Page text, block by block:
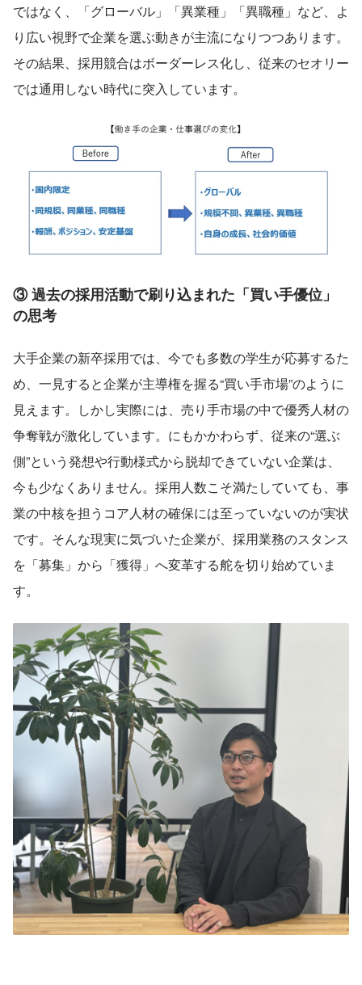
ではなく、「グローバル」「異業種」「異職種」など、よ
り広い視野で企業を選ぶ動きが主流になりつつあります。
その結果、採用競合はボーダーレス化し、従来のセオリー
では通用しない時代に突入しています。
③ 過去の採用活動で刷り込まれた「買い手優位」
の思考
大手企業の新卒採用では、今でも多数の学生が応募するた
め、一見すると企業が主導権を握る“買い手市場”のように
見えます。しかし実際には、売り手市場の中で優秀人材の
争奪戦が激化しています。にもかかわらず、従来の“選ぶ
側”という発想や行動様式から脱却できていない企業は、
今も少なくありません。採用人数こそ満たしていても、事
業の中核を担うコア人材の確保には至っていないのが実状
です。そんな現実に気づいた企業が、採用業務のスタンス
を「募集」から「獲得」へ変革する舵を切り始めていま
す。